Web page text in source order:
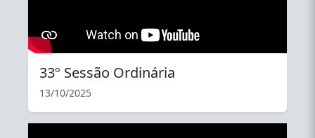
33º Sessão Ordinária
13/10/2025